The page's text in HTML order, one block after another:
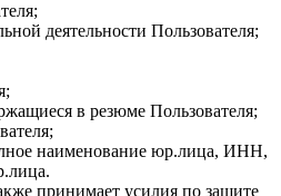
деятельности Пользователя;
в резюме Пользователя;
наименование юр.лица, ИНН,
принимает усилия по защите